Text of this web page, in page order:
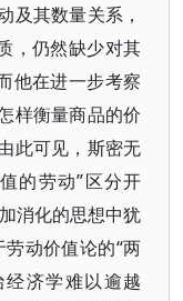
及其数量关系，
，仍然缺少对其
他在进一步考察
样衡量商品的价
此可见，斯密无
的劳动”区分开
消化的思想中犹
动价值论的“两
济学难以逾越